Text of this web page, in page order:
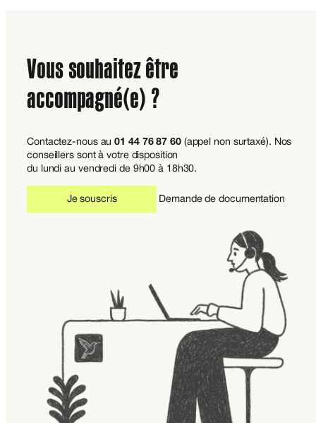
Vous souhaitez être
accompagné(e) ?
Contactez-nous au01 44 76 87 60(appel non surtaxé). Nos
conseillers sont à votre disposition
du lundi au vendredi de 9h00 à 18h30.
Je souscris Demande de documentation